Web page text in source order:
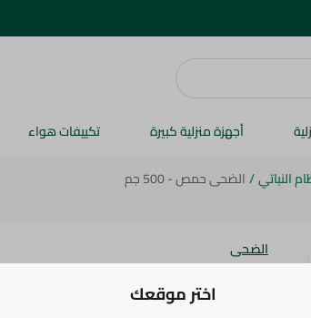
أجهزة منزلية كبيرة تكييفات هواء
النباتي/الضحى حمص - 500 جم
الضحى
الضحى حمص - 500 جم
اختر موقعك